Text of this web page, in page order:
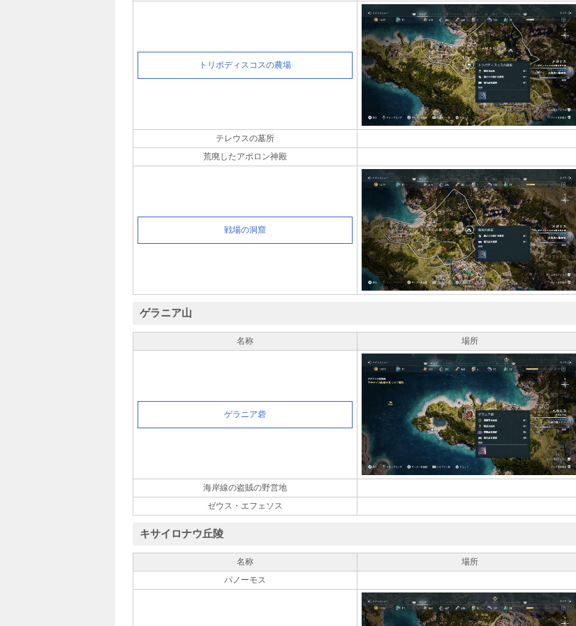
トリポディスコスの農場
テレウスの墓所
荒廃したアポロン神殿
戦場の洞窟
ゲラニア山
名称 場所
ゲラニア砦
海岸線の盗賊の野営地
ゼウス・エフェソス
キサイロナウ丘陵
名称
場所
パノーモス